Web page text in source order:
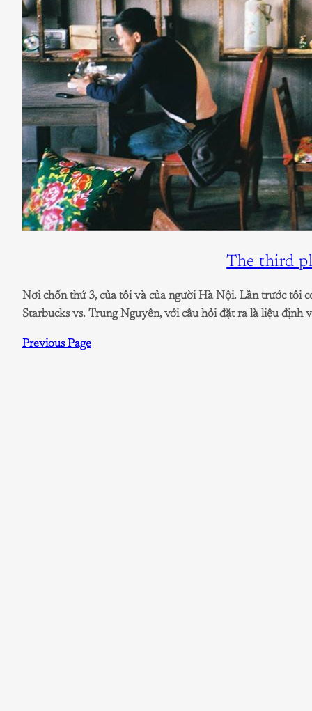
The third
Nơi chốn thứ 3, của tôi và của người Hà Nội. Lần trước tôi
Starbucks vs. Trung Nguyên, với câu hỏi đặt ra là liệu định
Previous Page